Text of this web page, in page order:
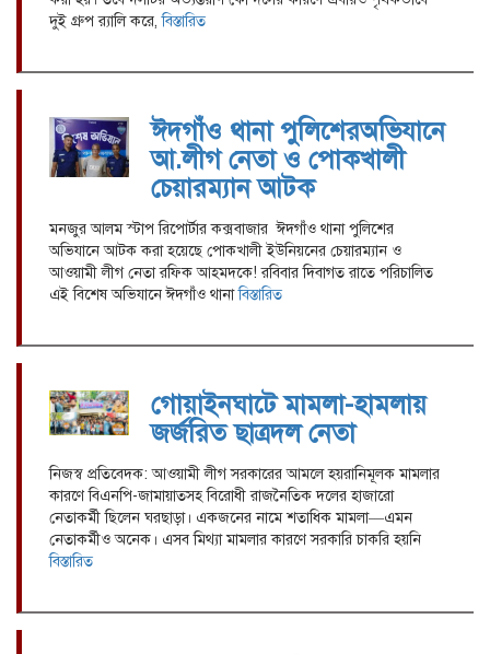
দুই গ্রুপ র‍্যালি করে,বিস্তারিত
ঈদগাঁও থানা পুলিশেরঅভিযানে
আ.লীগ নেতা ও পোকখালী
চেয়ারম্যান আটক
মনজুর আলম স্টাপ রিপোর্টার কক্সবাজার ঈদগাঁও থানা পুলিশের
অভিযানে আটক করা হয়েছে পোকখালী ইউনিয়নের চেয়ারম্যান ও
আওয়ামী লীগ নেতা রফিক আহমদকে! রবিবার দিবাগত রাতে পরিচালিত
এই বিশেষ অভিযানে ঈদগাঁও থানাবিস্তারিত
গোয়াইনঘাটে মামলা-হামলায়
জর্জরিত ছাত্রদল নেতা
নিজস্ব প্রতিবেদক: আওয়ামী লীগ সরকারের আমলে হয়রানিমূলক মামলার
কারণে বিএনপি-জামায়াতসহ বিরোধী রাজনৈতিক দলের হাজারো
নেতাকর্মী ছিলেন ঘরছাড়া। একজনের নামে শতাধিক মামলা—এমন
নেতাকর্মীও অনেক। এসব মিথ্যা মামলার কারণে সরকারি চাকরি হয়নি
বিস্তারিত